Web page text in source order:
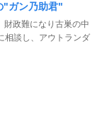
"ガン乃助君"
財政難になり古巣の中
相談し、アウトランダ